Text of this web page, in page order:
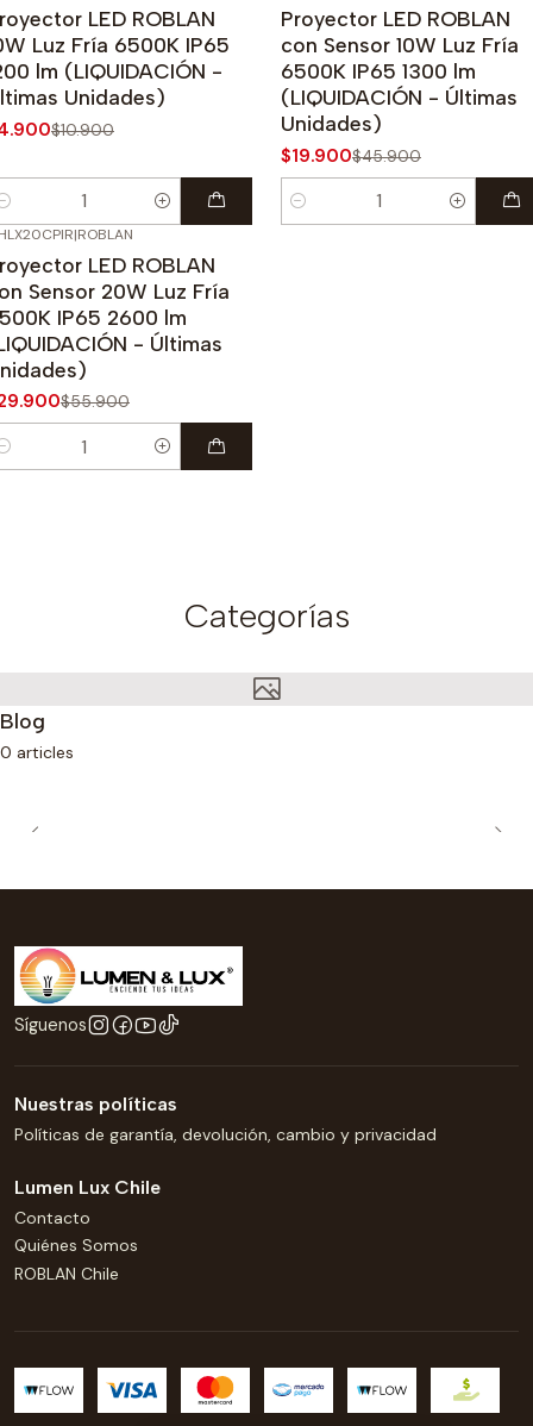
LED ROBLAN
Luz Fría 6500K IP65
lm (LIQUIDACIÓN -
Unidades)
$10.900
Proyector LED ROBLAN
con Sensor 10W Luz Fría
6500K IP65 1300 lm
(LIQUIDACIÓN - Últimas
Unidades)
$19.900$45.900
Cantidad
OFF
|ROBLAN
LED ROBLAN
Sensor 20W Luz Fría
IP65 2600 lm
- Últimas
$55.900
Categorías
Blog
0 articles
Síguenos
Nuestras políticas
Políticas de garantía, devolución, cambio y privacidad
Lumen Lux Chile
Contacto
Quiénes Somos
ROBLAN Chile